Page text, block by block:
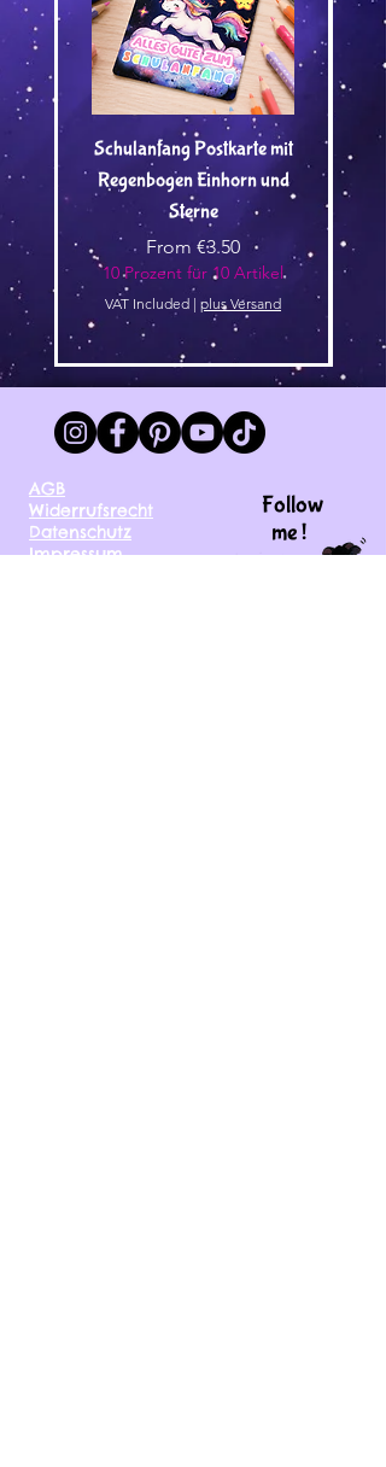
Schulanfang Postkarte mit
Regenbogen Einhorn und
Sterne
From €3.50
Sale Price
10 Prozent für 10 Artikel
VAT Included | plus Versand
AGB
Widerrufsrecht
Datenschutz
Impressum
Follow
me !